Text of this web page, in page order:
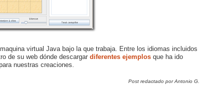
virtual Java bajo la que trabaja. Entre los idiomas incluidos
de su web dónde descargar diferentes ejemplos que ha ido
nuestras creaciones.
Post redactado por Antonio G.